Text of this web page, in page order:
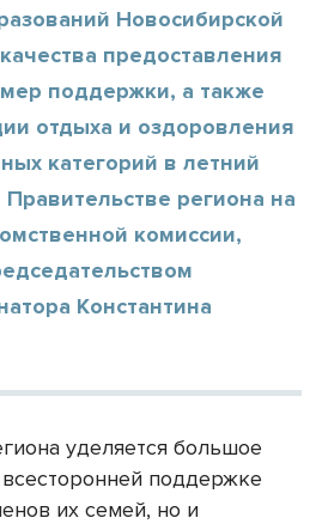
Новосибирской
предоставления
поддержки, а также
отдыха и оздоровления
категорий в летний
региона на
комиссии,
Константина
уделяется большое
поддержке
их семей, но и